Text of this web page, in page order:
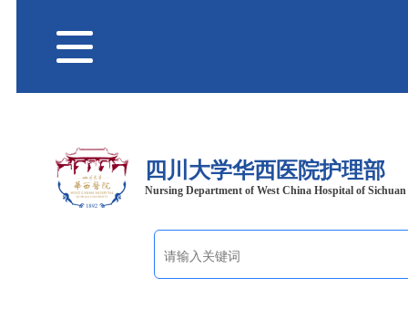
四川大学华西医院护理部
Nursing Department of West China Hospital of